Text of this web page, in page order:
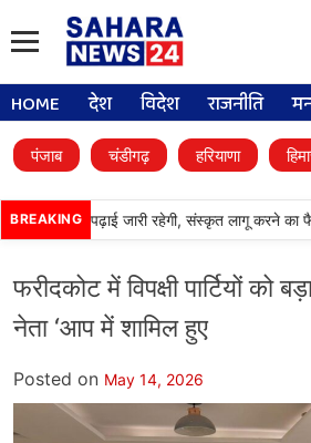
HOME देश विदेश राजनीति
पंजाब चंडीगढ़ हरियाणा
BREAKING
में पंजाबी की पढ़ाई जारी रहेगी, संस्कृत लागू करने का
फरीदकोट में विपक्षी पार्टियों को
नेता ‘आप में शामिल हुए
Posted on May 14, 2026